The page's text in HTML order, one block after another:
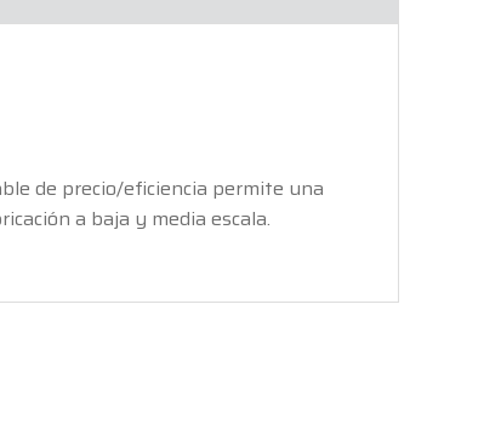
de precio/eficiencia permite una
a baja y media escala.